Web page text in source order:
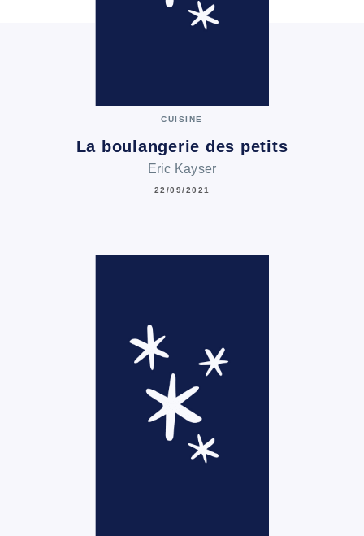
CUISINE
La boulangerie des petits
Eric Kayser
22/09/2021